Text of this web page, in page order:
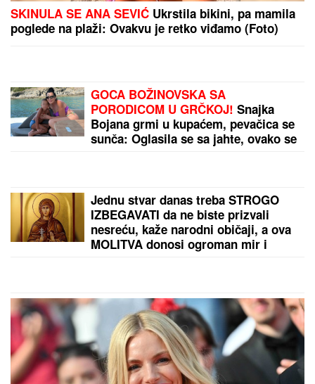
rival Zvezde vodio 3:0 posle 10
minuta, meč završen nikad luđim
rezultatom